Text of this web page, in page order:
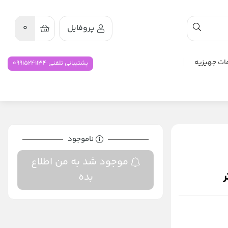
پروفایل 0
جهیزیه پشتیبانی تلفنی 09915241134
ناموجود
موجود شد به من اطلاع
بده